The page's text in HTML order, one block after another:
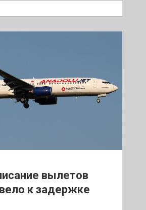
вылетов
к задержке